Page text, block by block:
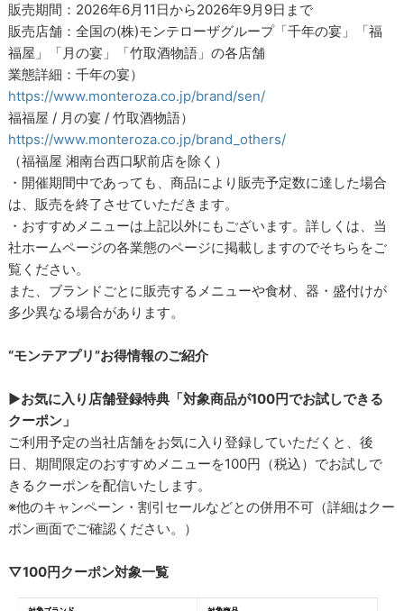
販売期間：2026年6月11日から2026年9月9日まで
販売店舗：全国の(株)モンテローザグループ「千年の宴」「福
福屋」「月の宴」「竹取酒物語」の各店舗
業態詳細：千年の宴）
https://www.monteroza.co.jp/brand/sen/
福福屋 / 月の宴 / 竹取酒物語）
https://www.monteroza.co.jp/brand_others/
（福福屋 湘南台西口駅前店を除く）
・開催期間中であっても、商品により販売予定数に達した場合
は、販売を終了させていただきます。
・おすすめメニューは上記以外にもございます。詳しくは、当
社ホームページの各業態のページに掲載しますのでそちらをご
覧ください。
また、ブランドごとに販売するメニューや食材、器・盛付けが
多少異なる場合があります。
“モンテアプリ”お得情報のご紹介
▶お気に入り店舗登録特典「対象商品が100円でお試しできる
クーポン」
ご利用予定の当社店舗をお気に入り登録していただくと、後
日、期間限定のおすすめメニューを100円（税込）でお試しで
きるクーポンを配信いたします。
※他のキャンペーン・割引セールなどとの併用不可（詳細はクー
ポン画面でご確認ください。）
▽100円クーポン対象一覧